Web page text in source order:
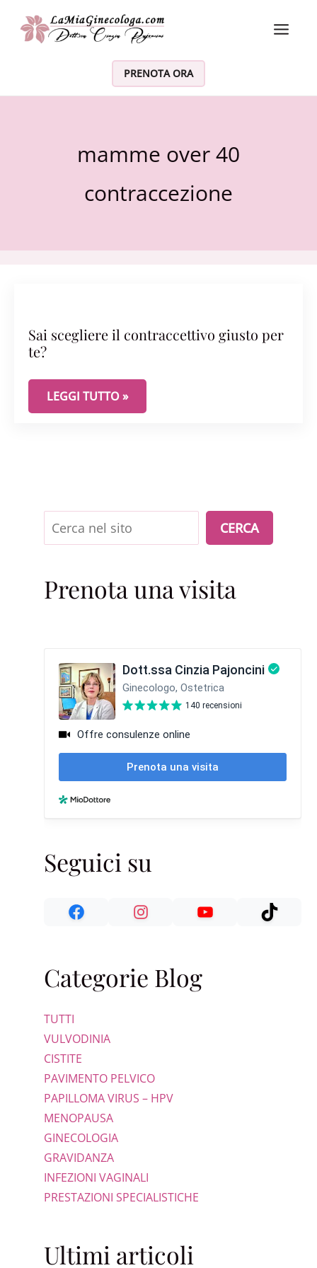
Vai al contenuto
PRENOTA ORA
mamme over 40
contraccezione
Sai scegliere il contraccettivo giusto per
te?
SAI SCEGLIERE IL CONTRACCETTIVO GIUSTO PER
LEGGI TUTTO »
Cerca CERCA
Prenota una visita
Seguici su
Categorie Blog
TUTTI
VULVODINIA
CISTITE
PAVIMENTO PELVICO
PAPILLOMA VIRUS – HPV
MENOPAUSA
GINECOLOGIA
GRAVIDANZA
INFEZIONI VAGINALI
PRESTAZIONI SPECIALISTICHE
Ultimi articoli